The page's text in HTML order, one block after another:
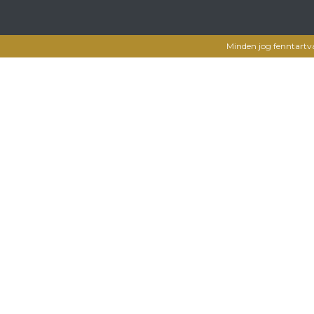
Minden jog